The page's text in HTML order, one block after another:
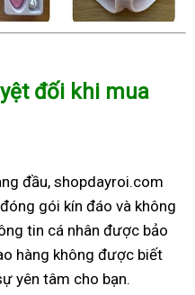
đối khi mua
đầu, shopdayroi.com
gói kín đáo và không
tin cá nhân được bảo
hàng không được biết
yên tâm cho bạn.